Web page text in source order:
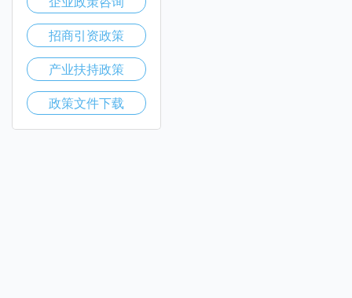
招商引资政策
产业扶持政策
政策文件下载